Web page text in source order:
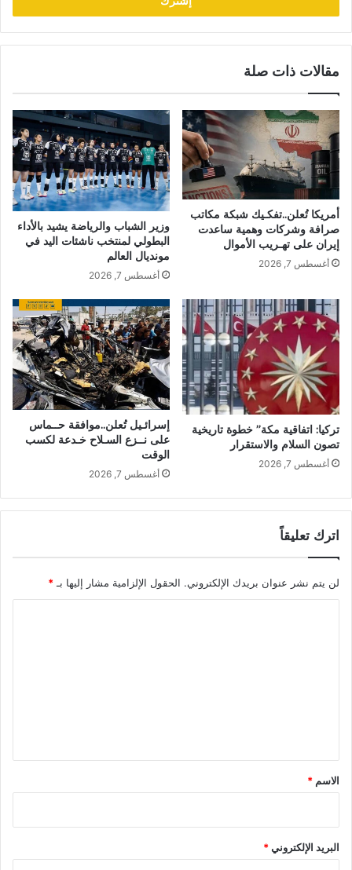
مقالات ذات صلة
أمريكا تُعلن..تفكـيك شبكة مكاتب
صرافة وشركات وهمية ساعدت
إيران على تهـريب الأموال
أغسطس 7, 2026
وزير الشباب والرياضة يشيد بالأداء
البطولي لمنتخب ناشئات اليد في
مونديال العالم
أغسطس 7, 2026
تركيا: اتفاقية مكة” خطوة تاريخية
تصون السلام والاستقرار
أغسطس 7, 2026
إسرائـيل تُعلن..موافقة حــماس
على نــزع السـلاح خـدعة لكسب
الوقت
أغسطس 7, 2026
اترك تعليقاً
لن يتم نشر عنوان بريدك الإلكتروني. الحقول الإلزامية مشار إليها بـ*
*
الاسم *
البريد الإلكتروني*